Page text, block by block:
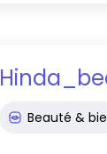
Beauté &